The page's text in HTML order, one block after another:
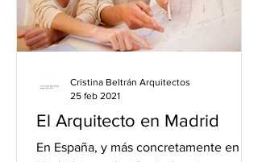
El Arquitecto en Madrid
En España, y más concretamente en
Cristina Beltrán Arquitectos
25 feb 2021